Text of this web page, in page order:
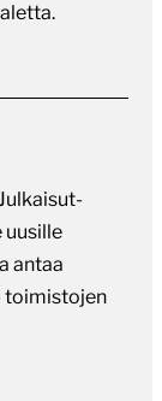
uusille
antaa
toimistojen